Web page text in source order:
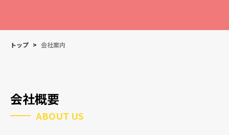
トップ > 会社案内
会社概要
ABOUT US